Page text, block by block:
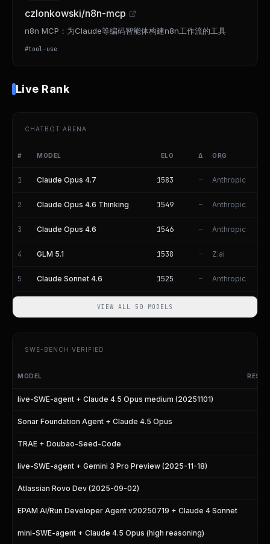
czlonkowski/n8n-mcp
n8n MCP：为Claude等编码智能体构建n8n工作流的工具
#tool-use
Live Rank
CHATBOT ARENA
# MODEL ELO Δ ORG
1 Claude Opus 4.7 1583 — Anthropic
2 Claude Opus 4.6 Thinking 1549 — Anthropic
3 Claude Opus 4.6 1546 — Anthropic
4 GLM 5.1 1538 — Z.ai
5 Claude Sonnet 4.6 1525 — Anthropic
VIEW ALL 50 MODELS
SWE-BENCH VERIFIED
MODEL
live-SWE-agent + Claude 4.5 Opus medium (20251101)
Sonar Foundation Agent + Claude 4.5 Opus
TRAE + Doubao-Seed-Code
live-SWE-agent + Gemini 3 Pro Preview (2025-11-18)
Atlassian Rovo Dev (2025-09-02)
EPAM AI/Run Developer Agent v20250719 + Claude 4 Sonnet
mini-SWE-agent + Claude 4.5 Opus (high reasoning)